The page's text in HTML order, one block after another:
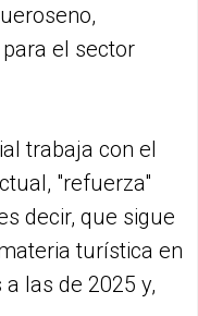
el sector
trabaja con el
"refuerza"
decir, que sigue
turística en
las de 2025 y,